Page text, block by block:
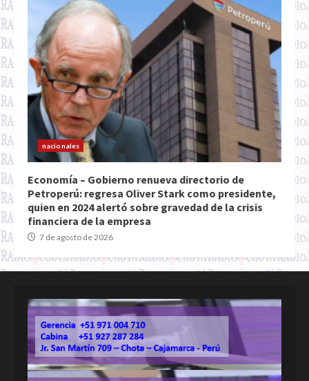
nacionales
Economía – Gobierno renueva directorio de
Petroperú: regresa Oliver Stark como presidente,
quien en 2024 alertó sobre gravedad de la crisis
financiera de la empresa
7 de agosto de 2026